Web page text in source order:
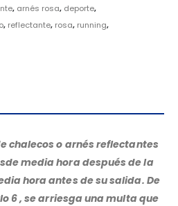
, arnés rosa, deporte,
, reflectante, rosa, running,
chalecos o arnés reflectantes
media hora después de la
hora antes de su salida. De
6 , se arriesga una multa que